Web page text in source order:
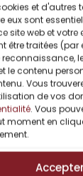
et d'autres
eux sont
site web et votre
être traitées (par
le contenu
Vous
de vos
. Vous
moment en
Accepter